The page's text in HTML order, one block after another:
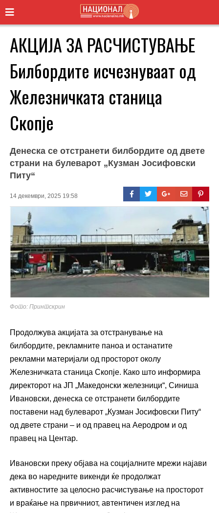
АКЦИЈА ЗА РАСЧИСТУВАЊЕ
Билбордите исчезнуваат од
Железничката станица
Скопје
Денеска се отстранети билбордите од двете
страни на булеварот „Кузман Јосифовски
Питу“
14 декември, 2025 19:58
Фото: Принтскрин
Продолжува акцијата за отстранување на
билбордите, рекламните паноа и останатите
рекламни материјали од просторот околу
Железничката станица Скопје. Како што информира
директорот на ЈП „Македонски железници“, Синиша
Ивановски, денеска се отстранети билбордите
поставени над булеварот „Кузман Јосифовски Питу“
од двете страни – и од правец на Аеродром и од
правец на Центар.
Ивановски преку објава на социјалните мрежи најави
дека во наредните викенди ќе продолжат
активностите за целосно расчистување на просторот
и враќање на првичниот, автентичен изглед на